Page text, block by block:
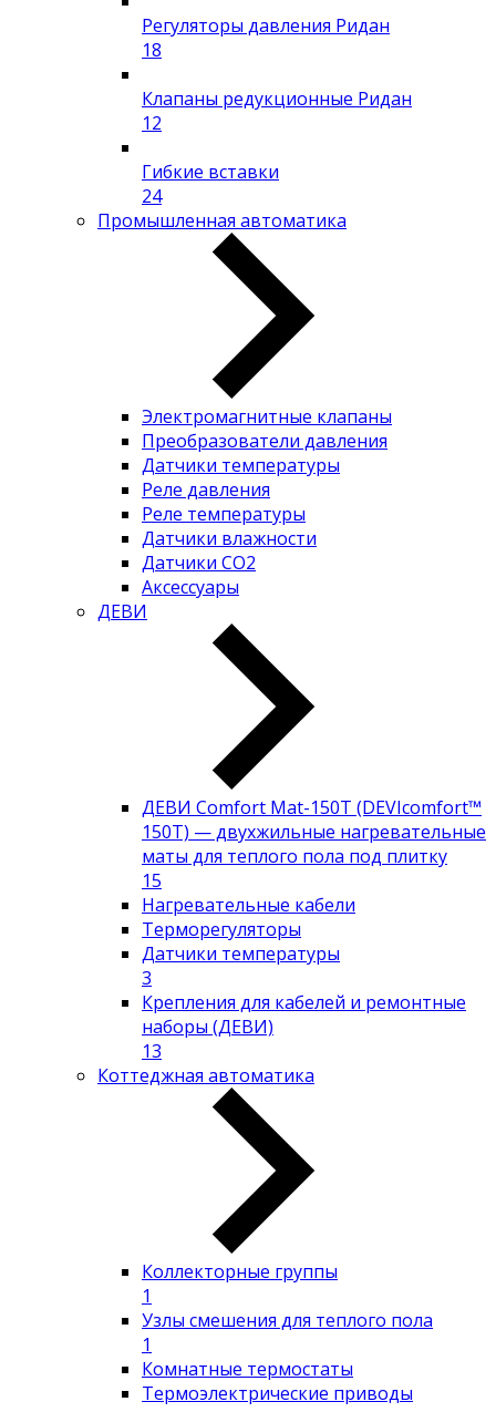
Регуляторы давления Ридан
18
Клапаны редукционные Ридан
12
Гибкие вставки
24
Промышленная автоматика
Электромагнитные клапаны
Преобразователи давления
Датчики температуры
Реле давления
Реле температуры
Датчики влажности
Датчики CO2
Аксессуары
ДЕВИ
ДЕВИ Comfort Mat-150T (DEVIcomfort™
150T) — двухжильные нагревательные
маты для теплого пола под плитку
15
Нагревательные кабели
Терморегуляторы
Датчики температуры
3
Крепления для кабелей и ремонтные
наборы (ДЕВИ)
13
Коттеджная автоматика
Коллекторные группы
1
Узлы смешения для теплого пола
1
Комнатные термостаты
Термоэлектрические приводы